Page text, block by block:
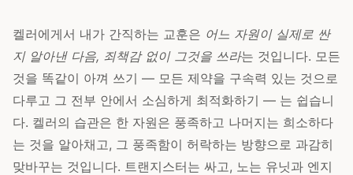
켈러에게서 내가 간직하는 교훈은 어느 자원이 실제로 싼
지 알아낸 다음, 죄책감 없이 그것을 쓰라는 것입니다. 모든
것을 똑같이 아껴 쓰기 — 모든 제약을 구속력 있는 것으로
다루고 그 전부 안에서 소심하게 최적화하기 — 는 쉽습니
다. 켈러의 습관은 한 자원은 풍족하고 나머지는 희소하다
는 것을 알아채고, 그 풍족함이 허락하는 방향으로 과감히
맞바꾸는 것입니다. 트랜지스터는 싸고, 노는 유닛과 엔지